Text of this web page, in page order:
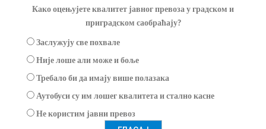
Како оцењујете квалитет јавног превоза у градском и
приградском саобраћају?
Заслужују све похвале
Није лоше али може и боље
Требало би да имају више полазака
Аутобуси су им лошег квалитета и стално касне
Не користим јавни превоз